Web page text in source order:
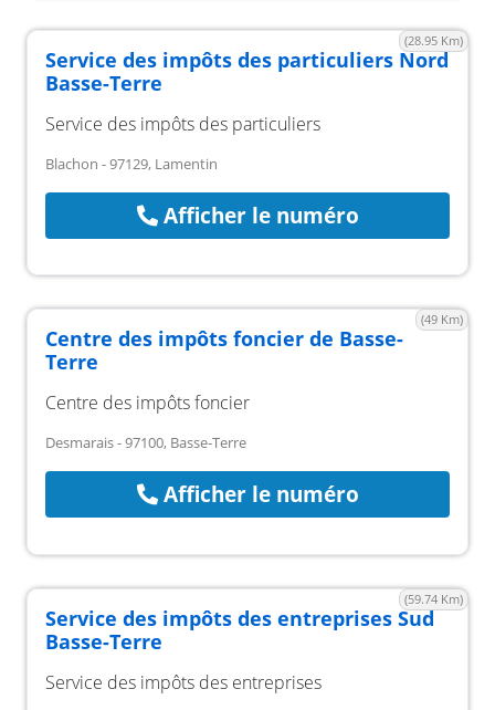
(28.95 Km)
Service des impôts des particuliers Nord
Basse-Terre
Service des impôts des particuliers
Blachon - 97129, Lamentin
Afficher le numéro
(49 Km)
Centre des impôts foncier de Basse-
Terre
Centre des impôts foncier
Desmarais - 97100, Basse-Terre
Afficher le numéro
(59.74 Km)
Service des impôts des entreprises Sud
Basse-Terre
Service des impôts des entreprises